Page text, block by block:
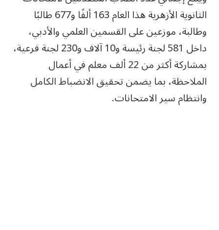
الثانوية الأزهرية هذا العام 163 ألفًا و677 طالبًا
وطالبة، موزعين على القسمين العلمي والأدبي،
داخل 581 لجنة رئيسة و10 آلاف و230 لجنة فرعية،
بمشاركة أكثر من 22 ألف معلم في أعمال
الملاحظة، بما يضمن تحقيق الانضباط الكامل
وانتظام سير الامتحانات.